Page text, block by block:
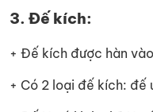
3. Đế kích:
+ Đế kích được hàn
+ Có 2 loại đế kích: đế